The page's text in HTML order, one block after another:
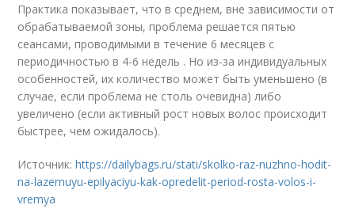
Практика показывает, что в среднем, вне зависимости от
обрабатываемой зоны, проблема решается пятью
сеансами, проводимыми в течение 6 месяцев с
периодичностью в 4-6 недель . Но из-за индивидуальных
особенностей, их количество может быть уменьшено (в
случае, если проблема не столь очевидна) либо
увеличено (если активный рост новых волос происходит
быстрее, чем ожидалось).
Источник:https://dailybags.ru/stati/skolko-raz-nuzhno-hodit-
na-lazernuyu-epilyaciyu-kak-opredelit-period-rosta-volos-i-
vremya